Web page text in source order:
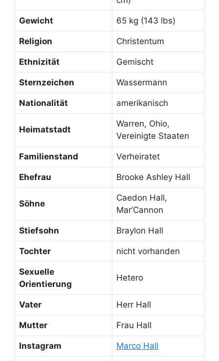
Gewicht 65 kg (143 lbs)
Religion Christentum
Ethnizität Gemischt
Sternzeichen Wassermann
Nationalität amerikanisch
Heimatstadt
Warren, Ohio,
Vereinigte Staaten
Familienstand Verheiratet
Ehefrau Brooke Ashley Hall
Söhne
Caedon Hall,
Mar’Cannon
Stiefsohn Braylon Hall
Tochter nicht vorhanden
Sexuelle
Orientierung
Hetero
Vater Herr Hall
Mutter Frau Hall
Instagram Marco Hall